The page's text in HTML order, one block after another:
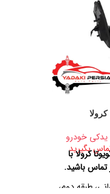
یدکی خودرو
بگیرید
کرولا با
تماس باشید.
طبقه دوم،